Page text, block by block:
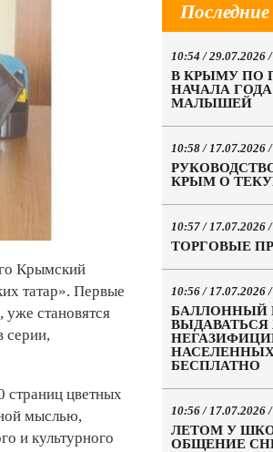
Крымский
татар». Первые
уже становятся
серии,
страниц цветных
мыслью,
и культурного
10:54 / 29.07.2026 /
В КРЫМУ ПО
НАЧАЛА ГОДА
МАЛЫШЕЙ
10:58 / 17.07.2026 /
КРЫМ О
10:57 / 17.07.2026 /
ТОРГОВЫЕ
10:56 / 17.07.2026 /
БАЛЛОННЫЙ
БЕСПЛАТНО
10:56 / 17.07.2026 /
ЛЕТОМ У
ОБЩЕНИЕ